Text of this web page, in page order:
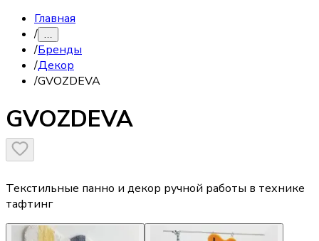
Главная
/ …
/Бренды
/Декор
/GVOZDEVA
GVOZDEVA
Текстильные панно и декор ручной работы в технике
тафтинг